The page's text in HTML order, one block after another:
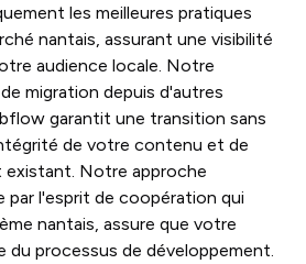
les meilleures pratiques
nantais, assurant une visibilité
audience locale. Notre
migration depuis d'autres
garantit une transition sans
de votre contenu et de
Notre approche
par l'esprit de coopération qui
nantais, assure que votre
du processus de développement.